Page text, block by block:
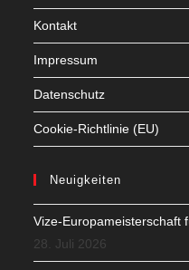
Kontakt
Impressum
Datenschutz
Cookie-Richtlinie (EU)
Neuigkeiten
Vize-Europameisterschaft
28. Juli 2026